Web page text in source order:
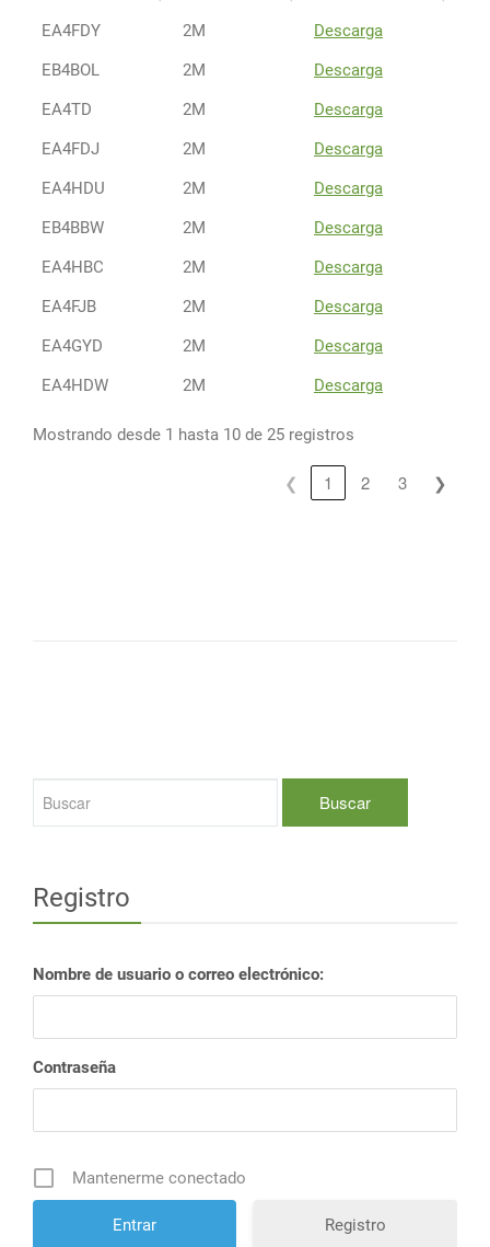
EA4FDY 2M
Descarga
EB4BOL
2M
Descarga
EA4TD
2M
Descarga
EA4FDJ
2M
Descarga
EA4HDU
2M
Descarga
EB4BBW
2M
Descarga
EA4HBC
2M
Descarga
EA4FJB
2M
Descarga
EA4GYD
2M
Descarga
EA4HDW
2M Descarga
Mostrando desde 1 hasta 10 de 25 registros
❮ 1 2 3 ❯
Registro
Nombre de usuario o correo electrónico:
Contraseña
Mantenerme conectado
Registro